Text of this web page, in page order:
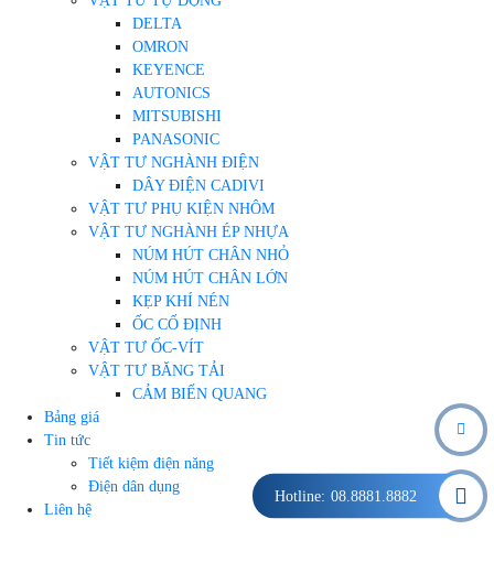
DELTA
OMRON
KEYENCE
AUTONICS
MITSUBISHI
PANASONIC
VẬT TƯ NGHÀNH ĐIỆN
DÂY ĐIỆN CADIVI
VẬT TƯ PHỤ KIỆN NHÔM
VẬT TƯ NGHÀNH ÉP NHỰA
NÚM HÚT CHÂN NHỎ
NÚM HÚT CHÂN LỚN
KẸP KHÍ NÉN
ỐC CỐ ĐỊNH
VẬT TƯ ỐC-VÍT
VẬT TƯ BĂNG TẢI
CẢM BIẾN QUANG
Bảng giá
Tin tức
Tiết kiệm điện năng
Điện dân dụng
Liên hệ
Hotline: 08.8881.8882